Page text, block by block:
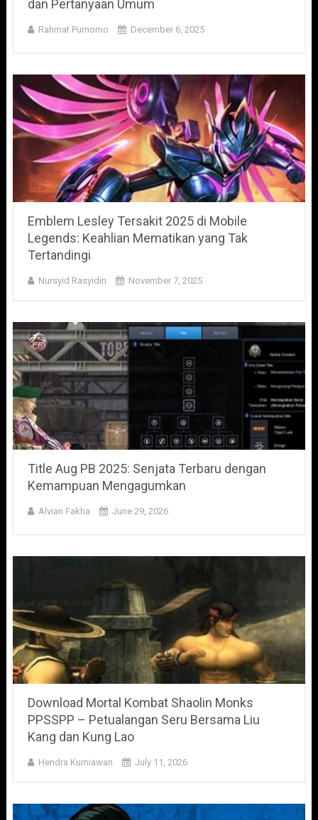
dan Pertanyaan Umum
Rahmat Purnomo December 6, 2025
Emblem Lesley Tersakit 2025 di Mobile
Legends: Keahlian Mematikan yang Tak
Tertandingi
Nursyid Rasyidin November 7, 2025
Title Aug PB 2025: Senjata Terbaru dengan
Kemampuan Mengagumkan
Alvian Fakha June 29, 2026
Download Mortal Kombat Shaolin Monks
PPSSPP – Petualangan Seru Bersama Liu
Kang dan Kung Lao
Hendra Kurniawan July 11, 2026